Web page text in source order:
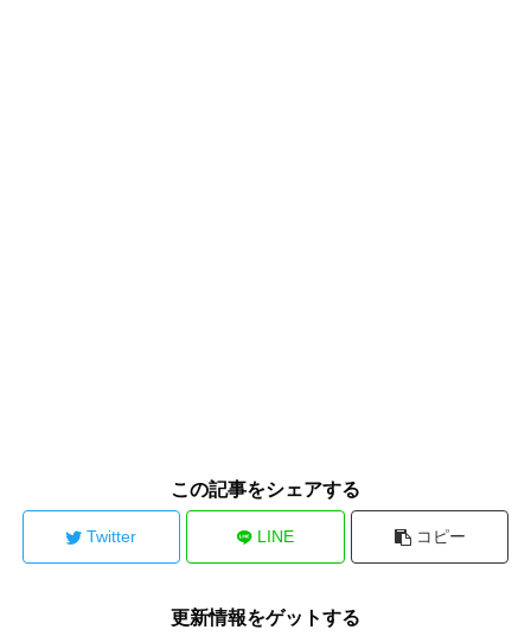
この記事をシェアする
Twitter LINE コピー
更新情報をゲットする